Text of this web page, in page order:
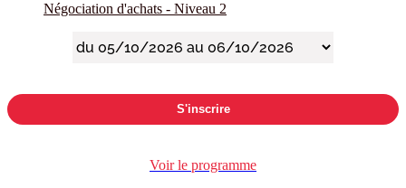
Négociation d'achats - Niveau 2
S'inscrire
Voir le programme